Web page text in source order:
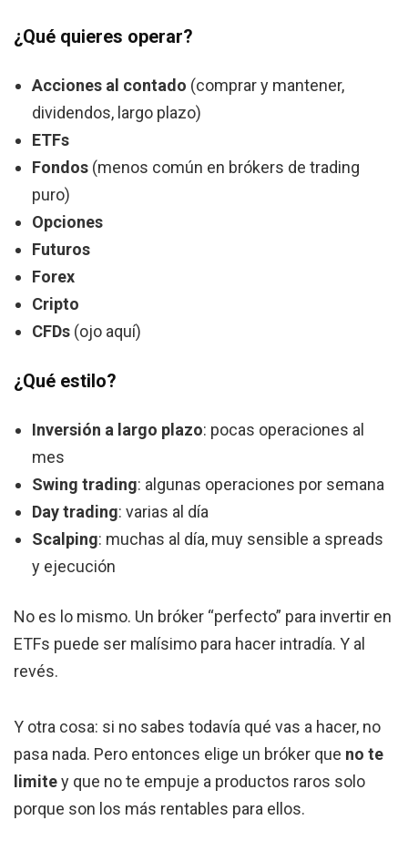
¿Qué quieres operar?
Acciones al contado (comprar y mantener,
dividendos, largo plazo)
ETFs
Fondos (menos común en brókers de trading
puro)
Opciones
Futuros
Forex
Cripto
CFDs (ojo aquí)
¿Qué estilo?
Inversión a largo plazo: pocas operaciones al
mes
Swing trading: algunas operaciones por semana
Day trading: varias al día
Scalping: muchas al día, muy sensible a spreads
y ejecución
No es lo mismo. Un bróker “perfecto” para invertir en
ETFs puede ser malísimo para hacer intradía. Y al
revés.
Y otra cosa: si no sabes todavía qué vas a hacer, no
pasa nada. Pero entonces elige un bróker que no te
limitey que no te empuje a productos raros solo
porque son los más rentables para ellos.